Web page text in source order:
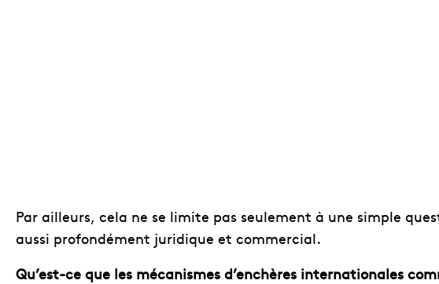
Par ailleurs, cela ne se limite pas seulement à une simple
aussi profondément juridique et commercial.
Qu’est-ce que les mécanismes d’enchères internationales